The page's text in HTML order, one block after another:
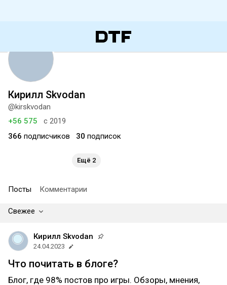
Кирилл Skvodan
@kirskvodan
+56 575
с 2019
366 подписчиков 30 подписок
Ещё 2
Посты Комментарии
Свежее
Кирилл Skvodan
24.04.2023
Что почитать в блоге?
Блог, где 98% постов про игры. Обзоры, мнения,